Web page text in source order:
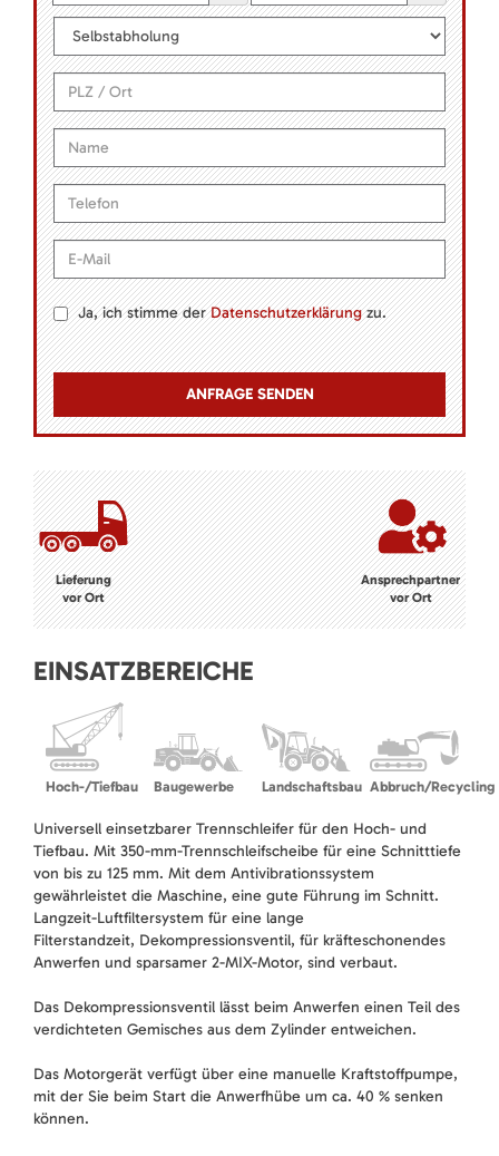
Ja, ich stimme derDatenschutzerklärungzu.
Lieferung
vor Ort
Ansprechpartner
vor Ort
EINSATZBEREICHE
Hoch-/Tiefbau Baugewerbe Landschaftsbau Abbruch/Recycling
Universell einsetzbarer Trennschleifer für den Hoch- und
Tiefbau. Mit 350-mm-Trennschleifscheibe für eine Schnitttiefe
von bis zu 125 mm. Mit dem Antivibrationssystem
gewährleistet die Maschine, eine gute Führung im Schnitt.
Langzeit-Luftfiltersystem für eine lange
Filterstandzeit, Dekompressionsventil, für kräfteschonendes
Anwerfen und sparsamer 2-MIX-Motor, sind verbaut.
Das Dekompressionsventil lässt beim Anwerfen einen Teil des
verdichteten Gemisches aus dem Zylinder entweichen.
Das Motorgerät verfügt über eine manuelle Kraftstoffpumpe,
mit der Sie beim Start die Anwerfhübe um ca. 40 % senken
können.